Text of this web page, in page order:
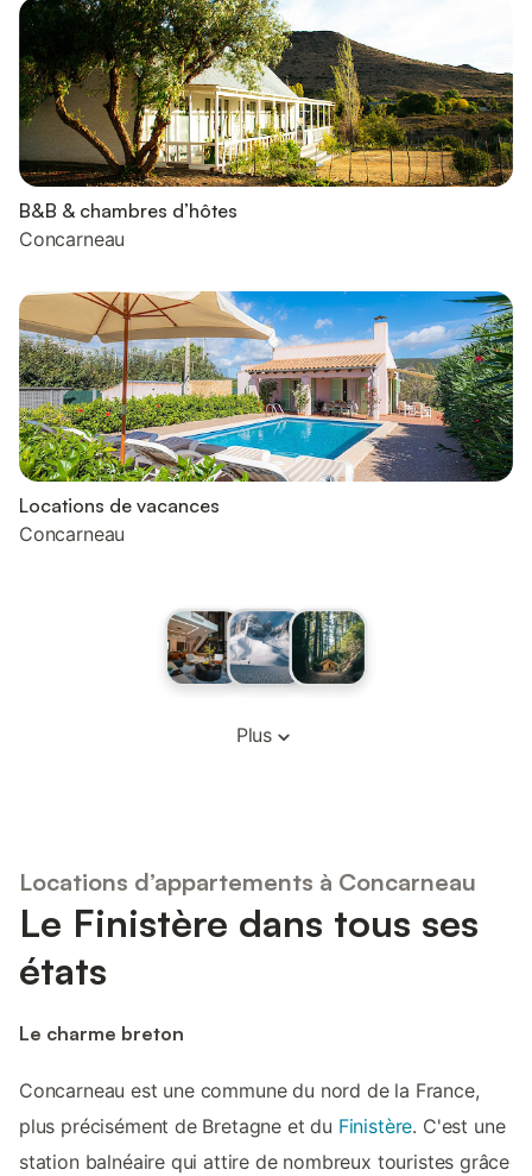
B&B & chambres d’hôtes
Concarneau
Locations de vacances
Concarneau
Plus
Locations d’appartements à Concarneau
Le Finistère dans tous ses
états
Le charme breton
Concarneau est une commune du nord de la France,
plus précisément de Bretagne et du Finistère. C'est une
station balnéaire qui attire de nombreux touristes grâce